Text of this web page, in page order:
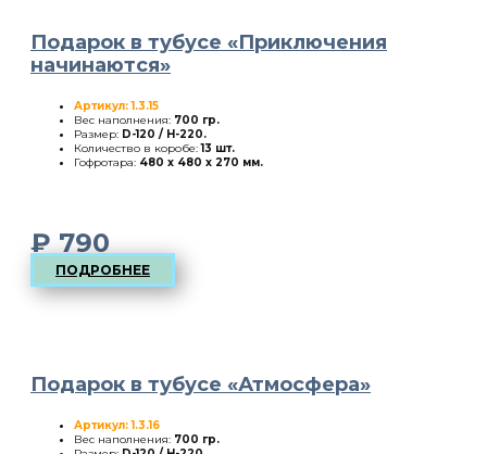
Подарок в тубусе «Приключения
начинаются»
Артикул: 1.3.15
Вес наполнения: 700 гр.
Размер: D-120 / H-220.
Количество в коробе:13 шт.
Гофротара: 480 х 480 х 270 мм.
₽790
ПОДРОБНЕЕ
Подарок в тубусе «Атмосфера»
Артикул: 1.3.16
Вес наполнения: 700 гр.